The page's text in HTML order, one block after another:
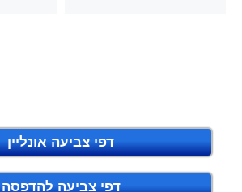
דפי צביעה אונליין
דפי צביעה להדפסה